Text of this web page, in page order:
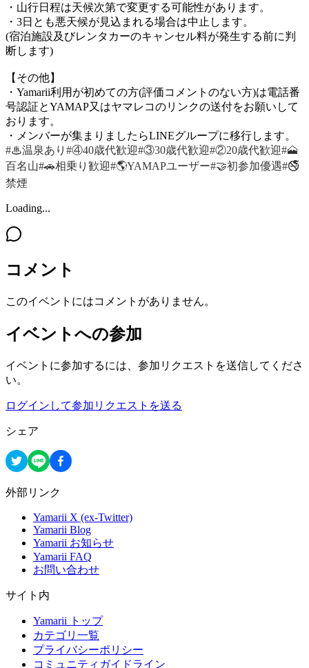
・山行日程は天候次第で変更する可能性があります。
・3日とも悪天候が見込まれる場合は中止します。
(宿泊施設及びレンタカーのキャンセル料が発生する前に判
断します)
【その他】
・Yamarii利用が初めての方(評価コメントのない方)は電話番
号認証とYAMAP又はヤマレコのリンクの送付をお願いして
おります。
・メンバーが集まりましたらLINEグループに移行します。
#♨温泉あり #④40歳代歓迎#③30歳代歓迎#②20歳代歓迎#🗻
百名山#🚗相乗り歓迎#🌎YAMAPユーザー#🤝初参加優遇#🚭
禁煙
Loading...
コメント
このイベントにはコメントがありません。
イベントへの参加
イベントに参加するには、参加リクエストを送信してくださ
い。
ログインして参加リクエストを送る
シェア
外部リンク
Yamarii X (ex-Twitter)
Yamarii Blog
Yamarii お知らせ
Yamarii FAQ
お問い合わせ
サイト内
Yamarii トップ
カテゴリ一覧
プライバシーポリシー
コミュニティガイドライン